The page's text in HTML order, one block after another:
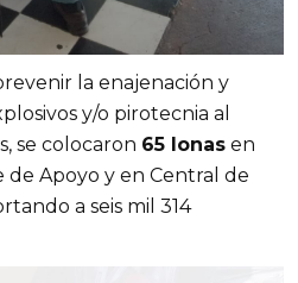
la enajenación y
y/o pirotecnia al
se colocaron 65 lonas en
de Apoyo y en Central de
a seis mil 314